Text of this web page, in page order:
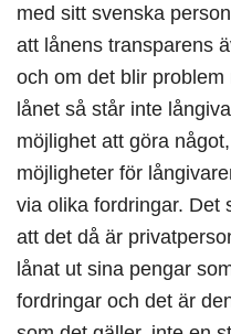
med sitt svenska
att lånens transparens
och om det blir
lånet så står inte
möjlighet att göra
möjligheter för
via olika fordringar. Det
att det då är
lånat ut sina pengar
fordringar och det är